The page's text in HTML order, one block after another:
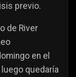
previo.
de River
en el
luego quedaría